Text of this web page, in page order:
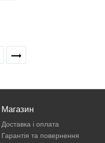
Магазин
Доставка і оплата
Гарантія та повернення